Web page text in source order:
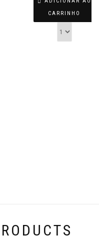
CARRINHO